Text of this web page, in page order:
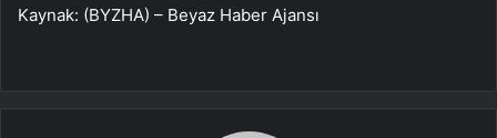
Kaynak: (BYZHA) – Beyaz Haber Ajansı